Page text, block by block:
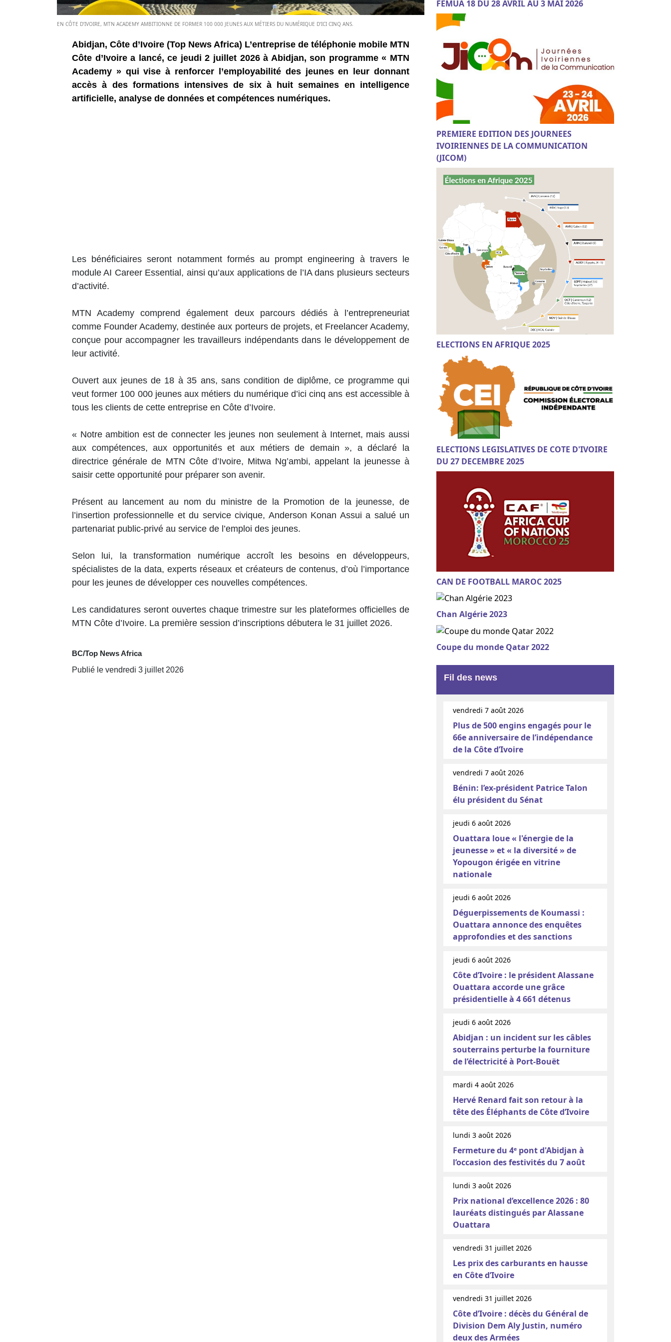
EN CÔTE D’IVOIRE, MTN ACADEMY AMBITIONNE DE FORMER 100 000 JEUNES AUX MÉTIERS DU NUMÉRIQUE D’ICI CINQ ANS.
Abidjan, Côte d’Ivoire (Top News Africa) L’entreprise de téléphonie mobile MTN
Côte d’Ivoire a lancé, ce jeudi 2 juillet 2026 à Abidjan, son programme « MTN
Academy » qui vise à renforcer l’employabilité des jeunes en leur donnant
accès à des formations intensives de six à huit semaines en intelligence
artificielle, analyse de données et compétences numériques.
Les bénéficiaires seront notamment formés au prompt engineering à travers le
module AI Career Essential, ainsi qu’aux applications de l’IA dans plusieurs secteurs
d’activité.
MTN Academy comprend également deux parcours dédiés à l’entrepreneuriat
comme Founder Academy, destinée aux porteurs de projets, et Freelancer Academy,
conçue pour accompagner les travailleurs indépendants dans le développement de
leur activité.
Ouvert aux jeunes de 18 à 35 ans, sans condition de diplôme, ce programme qui
veut former 100 000 jeunes aux métiers du numérique d’ici cinq ans est accessible à
tous les clients de cette entreprise en Côte d’Ivoire.
« Notre ambition est de connecter les jeunes non seulement à Internet, mais aussi
aux compétences, aux opportunités et aux métiers de demain », a déclaré la
directrice générale de MTN Côte d’Ivoire, Mitwa Ng’ambi, appelant la jeunesse à
saisir cette opportunité pour préparer son avenir.
Présent au lancement au nom du ministre de la Promotion de la jeunesse, de
l’insertion professionnelle et du service civique, Anderson Konan Assui a salué un
partenariat public-privé au service de l’emploi des jeunes.
Selon lui, la transformation numérique accroît les besoins en développeurs,
spécialistes de la data, experts réseaux et créateurs de contenus, d’où l’importance
pour les jeunes de développer ces nouvelles compétences.
Les candidatures seront ouvertes chaque trimestre sur les plateformes officielles de
MTN Côte d’Ivoire. La première session d’inscriptions débutera le 31 juillet 2026.
BC/Top News Africa
Publié le vendredi 3 juillet 2026
FEMUA 18 DU 28 AVRIL AU 3 MAI 2026
PREMIERE EDITION DES JOURNEES
IVOIRIENNES DE LA COMMUNICATION
(JICOM)
ELECTIONS EN AFRIQUE 2025
ELECTIONS LEGISLATIVES DE COTE D'IVOIRE
DU 27 DECEMBRE 2025
CAN DE FOOTBALL MAROC 2025
Chan Algérie 2023
Coupe du monde Qatar 2022
Fil des news
vendredi 7 août 2026
Plus de 500 engins engagés pour le
66e anniversaire de l’indépendance
de la Côte d’Ivoire
vendredi 7 août 2026
Bénin: l’ex-président Patrice Talon
élu président du Sénat
jeudi 6 août 2026
Ouattara loue « l'énergie de la
jeunesse » et « la diversité » de
Yopougon érigée en vitrine
nationale
jeudi 6 août 2026
Déguerpissements de Koumassi :
Ouattara annonce des enquêtes
approfondies et des sanctions
jeudi 6 août 2026
Côte d’Ivoire : le président Alassane
Ouattara accorde une grâce
présidentielle à 4 661 détenus
jeudi 6 août 2026
Abidjan : un incident sur les câbles
souterrains perturbe la fourniture
de l’électricité à Port-Bouët
mardi 4 août 2026
Hervé Renard fait son retour à la
tête des Éléphants de Côte d’Ivoire
lundi 3 août 2026
Fermeture du 4ᵉ pont d'Abidjan à
l’occasion des festivités du 7 août
lundi 3 août 2026
Prix national d’excellence 2026 : 80
lauréats distingués par Alassane
Ouattara
vendredi 31 juillet 2026
Les prix des carburants en hausse
en Côte d’Ivoire
vendredi 31 juillet 2026
Côte d’Ivoire : décès du Général de
Division Dem Aly Justin, numéro
deux des Armées